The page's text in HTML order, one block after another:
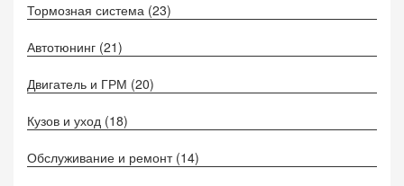
Тормозная система (23)
Автотюнинг (21)
Двигатель и ГРМ (20)
Кузов и уход (18)
Обслуживание и ремонт (14)